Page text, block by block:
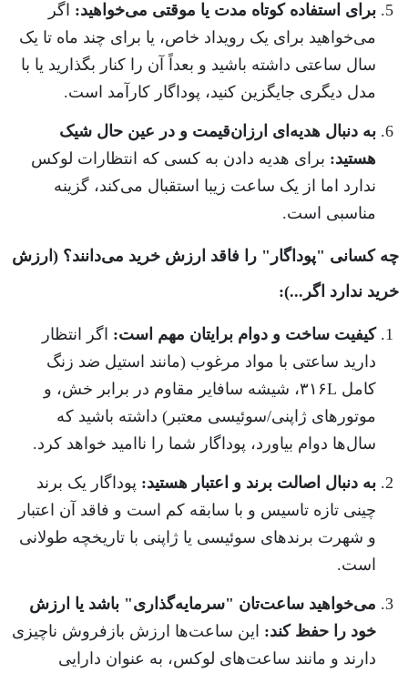
برای استفاده کوتاه مدت یا موقتی می‌خواهید: اگر
می‌خواهید برای یک رویداد خاص، یا برای چند ماه تا یک
سال ساعتی داشته باشید و بعداً آن را کنار بگذارید یا با
مدل دیگری جایگزین کنید، پوداگار کارآمد است.
به دنبال هدیه‌ای ارزان‌قیمت و در عین حال شیک
هستید: برای هدیه دادن به کسی که انتظارات لوکس
ندارد اما از یک ساعت زیبا استقبال می‌کند، گزینه
مناسبی است.
چه کسانی "پوداگار" را فاقد ارزش خرید می‌دانند؟ (ارزش
خرید ندارد اگر...):
کیفیت ساخت و دوام برایتان مهم است: اگر انتظار
دارید ساعتی با مواد مرغوب (مانند استیل ضد زنگ
کامل ۳۱۶L، شیشه سافایر مقاوم در برابر خش، و
موتورهای ژاپنی/سوئیسی معتبر) داشته باشید که
سال‌ها دوام بیاورد، پوداگار شما را ناامید خواهد کرد.
به دنبال اصالت برند و اعتبار هستید: پوداگار یک برند
چینی تازه تاسیس و با سابقه کم است و فاقد آن اعتبار
و شهرت برندهای سوئیسی یا ژاپنی با تاریخچه طولانی
است.
می‌خواهید ساعت‌تان "سرمایه‌گذاری" باشد یا ارزش
خود را حفظ کند: این ساعت‌ها ارزش بازفروش ناچیزی
دارند و مانند ساعت‌های لوکس، به عنوان دارایی